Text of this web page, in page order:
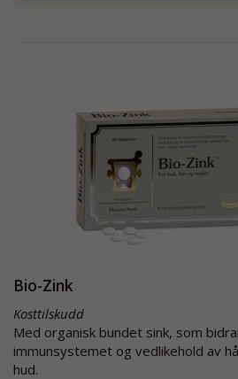
Bio-Zink
Kosttilskudd
Med organisk bundet sink, som
immunsystemet og vedlikehold av
hud.